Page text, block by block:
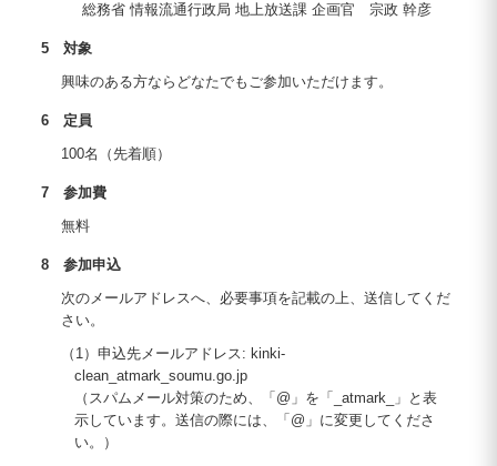
総務省 情報流通行政局 地上放送課 企画官 宗政 幹彦
5 対象
興味のある方ならどなたでもご参加いただけます。
6 定員
100名（先着順）
7 参加費
無料
8 参加申込
次のメールアドレスへ、必要事項を記載の上、送信してくだ
さい。
（1）申込先メールアドレス: kinki-
clean_atmark_soumu.go.jp
（スパムメール対策のため、「@」を「_atmark_」と表
示しています。送信の際には、「@」に変更してくださ
い。）